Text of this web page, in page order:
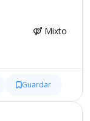
Mixto
Guardar